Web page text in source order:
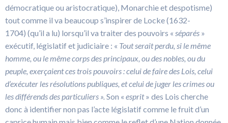
démocratique ou aristocratique), Monarchie et despotisme)
tout comme il va beaucoup s’inspirer de Locke (1632-
1704) (qu’il a lu) lorsqu’il va traiter des pouvoirs « séparés »
exécutif, législatif et judiciaire : « Tout serait perdu, si le même
homme, ou le même corps des principaux, ou des nobles, ou du
peuple, exerçaient ces trois pouvoirs : celui de faire des Lois, celui
d’exécuter les résolutions publiques, et celui de juger les crimes ou
les différends des particuliers ». Son « esprit» des Lois cherche
donc à identifier non pas l’acte législatif comme le fruit d’un